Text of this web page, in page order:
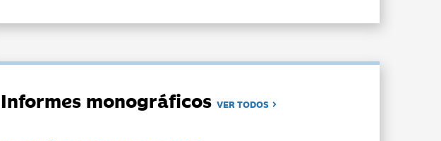
Informes monográficosVER TODOS